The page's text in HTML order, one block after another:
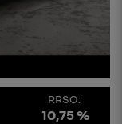
RRSO:
10,75 %